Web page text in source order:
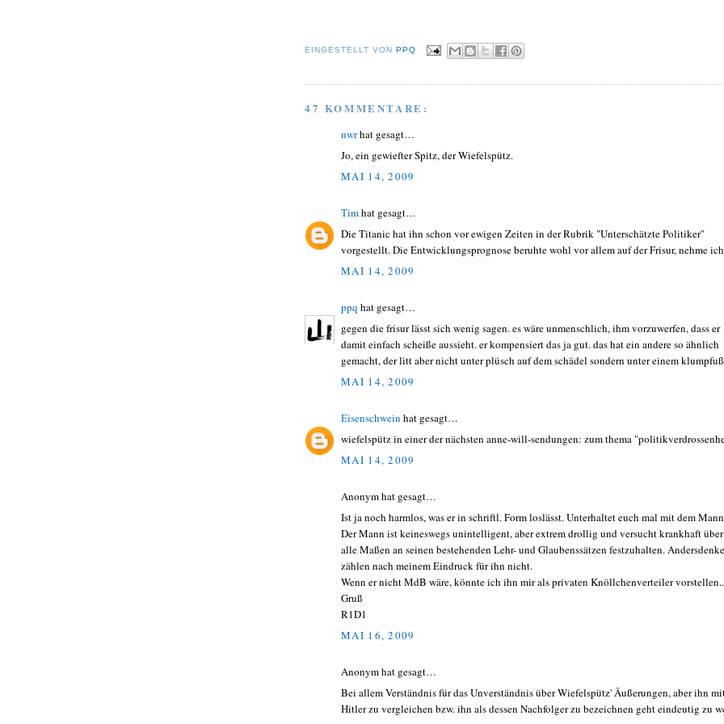
EINGESTELLT VON PPQ
47 KOMMENTARE:
nwrhat gesagt…
Jo, ein gewiefter Spitz, der Wiefelspütz.
MAI 14, 2009
Timhat gesagt…
Die Titanic hat ihn schon vor ewigen Zeiten in der Rubrik "Unterschätzte Politiker"
vorgestellt. Die Entwicklungsprognose beruhte wohl vor allem auf der Frisur, nehme
MAI 14, 2009
ppq hat gesagt…
gegen die frisur lässt sich wenig sagen. es wäre unmenschlich, ihm vorzuwerfen, dass er
damit einfach scheiße aussieht. er kompensiert das ja gut. das hat ein andere so ähnlich
gemacht, der litt aber nicht unter plüsch auf dem schädel sondern unter einem
MAI 14, 2009
Eisenschwein hat gesagt…
wiefelspütz in einer der nächsten anne-will-sendungen: zum thema
MAI 14, 2009
Anonym hat gesagt…
Ist ja noch harmlos, was er in schriftl. Form loslässt. Unterhaltet euch mal mit dem
Der Mann ist keineswegs unintelligent, aber extrem drollig und versucht krankhaft über
alle Maßen an seinen bestehenden Lehr- und Glaubenssätzen festzuhalten.
zählen nach meinem Eindruck für ihn nicht.
Wenn er nicht MdB wäre, könnte ich ihn mir als privaten Knöllchenverteiler
Gruß
R1D1
MAI 16, 2009
Anonym hat gesagt…
Bei allem Verständnis für das Unverständnis über Wiefelspütz' Äußerungen, aber ihn
Hitler zu vergleichen bzw. ihn als dessen Nachfolger zu bezeichnen geht eindeutig zu